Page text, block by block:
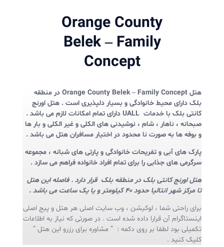
Orange County
Belek – Family
Concept
هتل Orange County Belek – Family Concept در منطقه
بلک دارای محیط خانوادگی و بسیار دلپذیری است . هتل اورنج
کانتی بلک با خدمات UALL دارای تمام امکانات لازم می باشد .
صبحانه ، ناهار ، شام ، نوشیدنی های الکلی و غیر الکلی و بار ها
و بوفه ها به صورت نا محدود در اختیار مسافران هتل می باشد .
پارک های آبی و تفریحات خانوادگی و پارتی های شبانه ، مجموعه
سرگرمی های جذابی را برای تمام افراد خانواده فراهم می سازد .
هتل اورنج کانتی بلک در منطقه بلک قرار دارد . فاصله این هتل
تا مرکز شهر انتالیا حدود 40 کیلومتر و یا یک ساعت می باشد .
برای راحتی شما ، لوکیشن ، وب سایت اصلی هر هتل و پیج اصلی
اینستاگرام آن قرارا داده شده است . در صورتی که نیاز به اطلاعات
تکمیلی بود لطفا بر روی دکمه : ” مشاوره برای رزرو این هتل ”
کلیک کنید .